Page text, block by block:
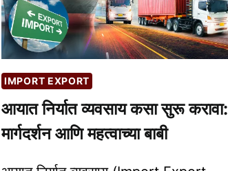
संधी
|
AGRI
IMPORT EXPORT
आयात निर्यात व्यवसाय कसा सुरू करावा:
मार्गदर्शन आणि महत्वाच्या बाबी